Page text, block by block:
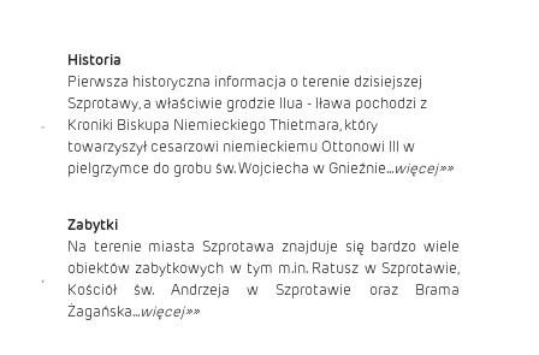
Historia
Pierwsza historyczna informacja o terenie dzisiejszej
Szprotawy, a właściwie grodzie Ilua - Iława pochodzi z
Kroniki Biskupa Niemieckiego Thietmara, który
towarzyszył cesarzowi niemieckiemu Ottonowi III w
pielgrzymce do grobu św. Wojciecha w Gnieźnie...więcej»»
Zabytki
Na terenie miasta Szprotawa znajduje się bardzo wiele
obiektów zabytkowych w tym m.in. Ratusz w Szprotawie,
Kościół św. Andrzeja w Szprotawie oraz Brama
Żagańska...więcej»»